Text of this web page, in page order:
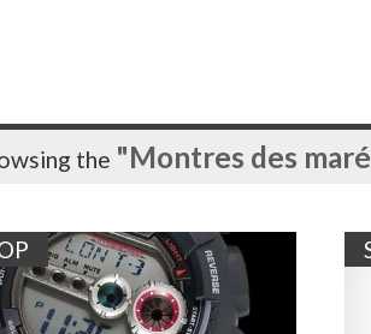
the "Montres des